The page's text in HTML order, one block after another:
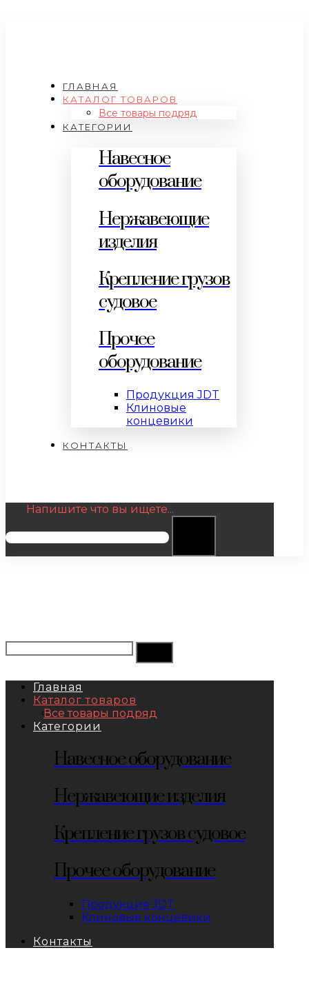
ГЛАВНАЯ
КАТАЛОГ ТОВАРОВ
Все товары подряд
КАТЕГОРИИ
Навесное
оборудование
Нержавеющие
изделия
Крепление грузов
судовое
Прочее
оборудование
Продукция JDT
Клиновые
концевики
КОНТАКТЫ
Напишите что вы ищете...
Главная
Каталог товаров
Все товары подряд
Категории
Навесное оборудование
Нержавеющие изделия
Крепление грузов судовое
Прочее оборудование
Продукция JDT
Клиновые концевики
Контакты